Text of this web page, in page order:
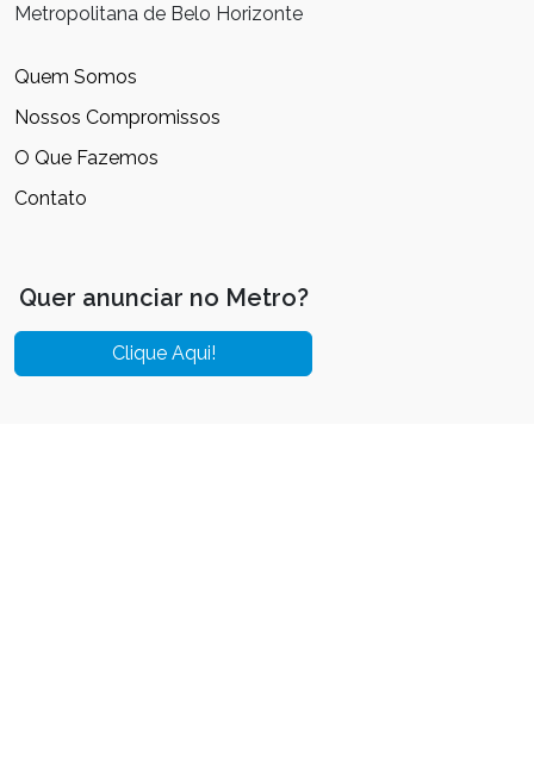
Metropolitana de Belo Horizonte
Quem Somos
Nossos Compromissos
O Que Fazemos
Contato
Quer anunciar no Metro?
Clique Aqui!